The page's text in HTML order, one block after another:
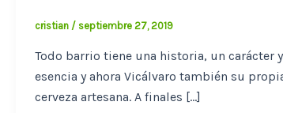
cristian / septiembre 27, 2019
Todo barrio tiene una historia, un carácter
esencia y ahora Vicálvaro también su
cerveza artesana. A finales […]